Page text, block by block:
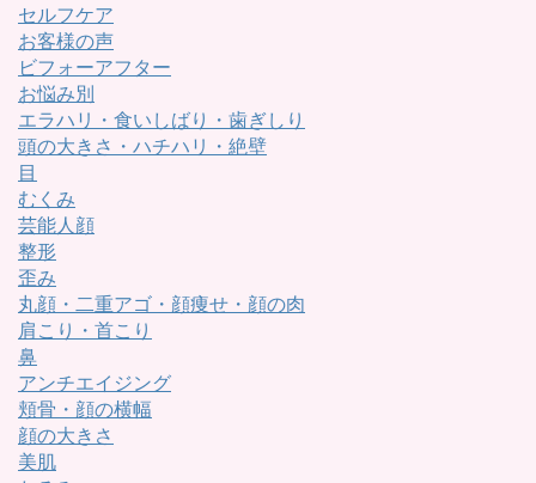
セルフケア
お客様の声
ビフォーアフター
お悩み別
エラハリ・食いしばり・歯ぎしり
頭の大きさ・ハチハリ・絶壁
目
むくみ
芸能人顔
整形
歪み
丸顔・二重アゴ・顔痩せ・顔の肉
肩こり・首こり
鼻
アンチエイジング
頬骨・顔の横幅
顔の大きさ
美肌